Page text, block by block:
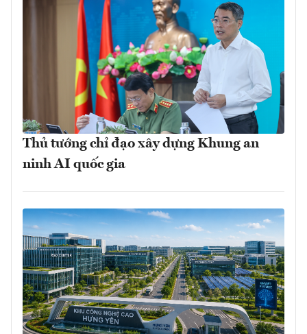
Thủ tướng chỉ đạo xây dựng Khung an
ninh AI quốc gia